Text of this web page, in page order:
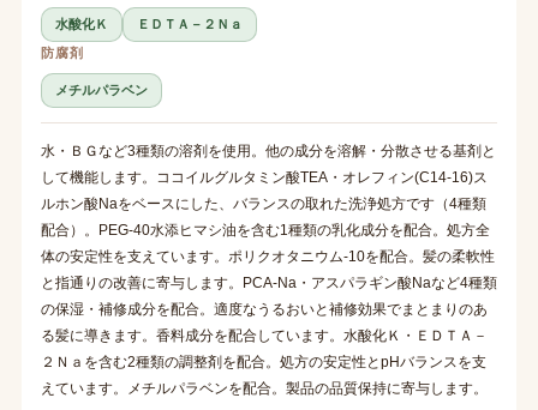
水酸化Ｋ
ＥＤＴＡ－２Ｎａ
防腐剤
メチルパラベン
水・ＢＧなど3種類の溶剤を使用。他の成分を溶解・分散させる基剤と
して機能します。ココイルグルタミン酸TEA・オレフィン(C14-16)ス
ルホン酸Naをベースにした、バランスの取れた洗浄処方です（4種類
配合）。PEG-40水添ヒマシ油を含む1種類の乳化成分を配合。処方全
体の安定性を支えています。ポリクオタニウム-10を配合。髪の柔軟性
と指通りの改善に寄与します。PCA-Na・アスパラギン酸Naなど4種類
の保湿・補修成分を配合。適度なうるおいと補修効果でまとまりのあ
る髪に導きます。香料成分を配合しています。水酸化Ｋ・ＥＤＴＡ－
２Ｎａを含む2種類の調整剤を配合。処方の安定性とpHバランスを支
えています。メチルパラベンを配合。製品の品質保持に寄与します。